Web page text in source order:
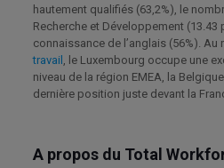
hautement qualifiés (63,2%), le
Recherche et Développement (13.43
connaissance de l’anglais (56%). Au
travail , le Luxembourg occupe une
niveau de la région EMEA, la
dernière position juste devant la
A propos du Total